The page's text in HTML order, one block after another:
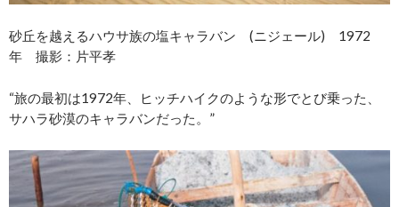
砂丘を越えるハウサ族の塩キャラバン (ニジェール) 1972
年 撮影：片平孝
“旅の最初は1972年、ヒッチハイクのような形でとび乗った、
サハラ砂漠のキャラバンだった。”